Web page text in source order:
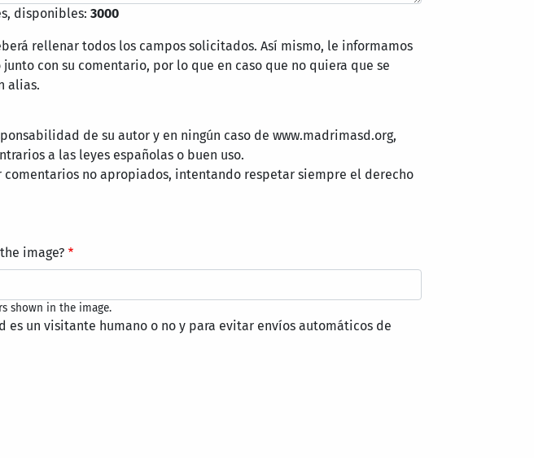
disponibles: 3000
rellenar todos los campos solicitados. Así mismo, le informamos
con su comentario, por lo que en caso que no quiera que se
alias.
de su autor y en ningún caso de www.madrimasd.org,
a las leyes españolas o buen uso.
no apropiados, intentando respetar siempre el derecho
image?
shown in the image.
es un visitante humano o no y para evitar envíos automáticos de